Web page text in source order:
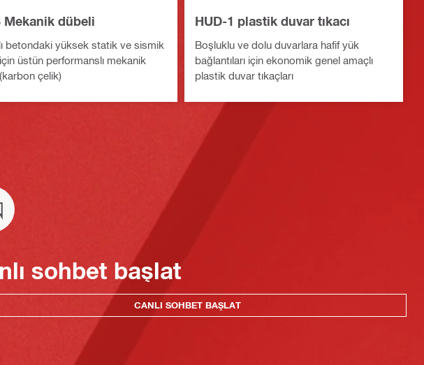
Mekanik dübeli
betondaki yüksek statik ve sismik
üstün performanslı mekanik
çelik)
HUD-1 plastik duvar tıkacı
Boşluklu ve dolu duvarlara hafif yük
bağlantıları için ekonomik genel amaçlı
plastik duvar tıkaçları
sohbet başlat
CANLI SOHBET BAŞLAT